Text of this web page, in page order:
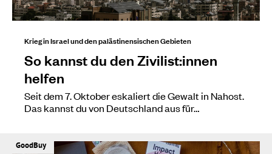
Krieg in Israel und den palästinensischen Gebieten
So kannst du den Zivilist:innen
helfen
Seit dem 7. Oktober eskaliert die Gewalt in Nahost.
Das kannst du von Deutschland aus für…
GoodBuy